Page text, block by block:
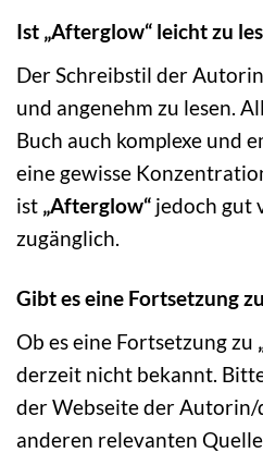
Ist „Afterglow“ leicht zu
Der Schreibstil der
und angenehm zu lesen.
Buch auch komplexe und
eine gewisse
ist „Afterglow“ jedoch gut
zugänglich.
Gibt es eine Fortsetzung
Ob es eine Fortsetzung zu
derzeit nicht bekannt.
der Webseite der
anderen relevanten